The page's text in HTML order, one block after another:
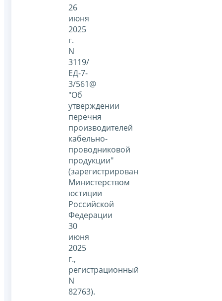
26
июня
2025
г.
N
3119/
ЕД-7-
3/561@
"Об
утверждении
перечня
производителей
кабельно-
проводниковой
продукции"
(зарегистрирован
Министерством
юстиции
Российской
Федерации
30
июня
2025
г.,
регистрационный
N
82763).